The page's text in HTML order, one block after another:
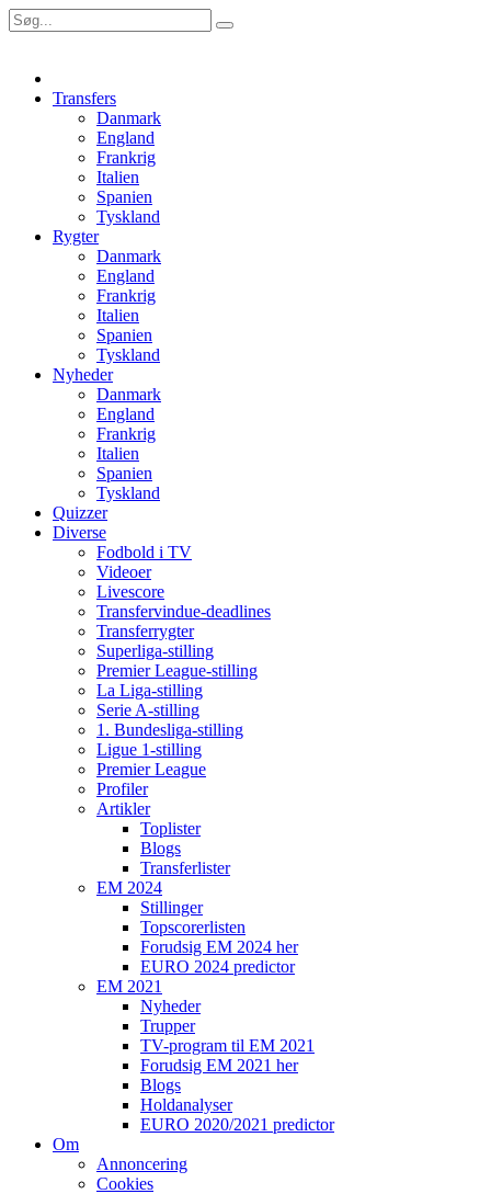
Transfers
Danmark
England
Frankrig
Italien
Spanien
Tyskland
Rygter
Danmark
England
Frankrig
Italien
Spanien
Tyskland
Nyheder
Danmark
England
Frankrig
Italien
Spanien
Tyskland
Quizzer
Diverse
Fodbold i TV
Videoer
Livescore
Transfervindue-deadlines
Transferrygter
Superliga-stilling
Premier League-stilling
La Liga-stilling
Serie A-stilling
1. Bundesliga-stilling
Ligue 1-stilling
Premier League
Profiler
Artikler
Toplister
Blogs
Transferlister
EM 2024
Stillinger
Topscorerlisten
Forudsig EM 2024 her
EURO 2024 predictor
EM 2021
Nyheder
Trupper
TV-program til EM 2021
Forudsig EM 2021 her
Blogs
Holdanalyser
EURO 2020/2021 predictor
Om
Annoncering
Cookies